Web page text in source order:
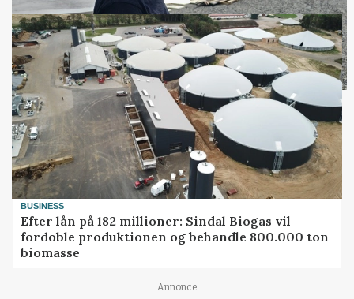
BUSINESS
Efter lån på 182 millioner: Sindal Biogas vil
fordoble produktionen og behandle 800.000 ton
biomasse
Annonce